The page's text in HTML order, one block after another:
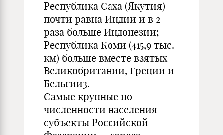
Республика Саха (Якутия)
почти равна Индии и в 2
раза больше Индонезии;
Республика Коми (415,9 тыс.
км) больше вместе взятых
Великобритании, Греции и
Бельгии3.
Самые крупные по
численности населения
субъекты Российской